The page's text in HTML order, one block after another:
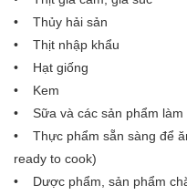
• Thủy hải sản
• Thịt nhập khẩu
• Hạt giống
• Kem
• Sữa và các sản phẩm làm
• Thực phẩm sẵn sàng để
ready to cook)
• Dược phẩm, sản phẩm